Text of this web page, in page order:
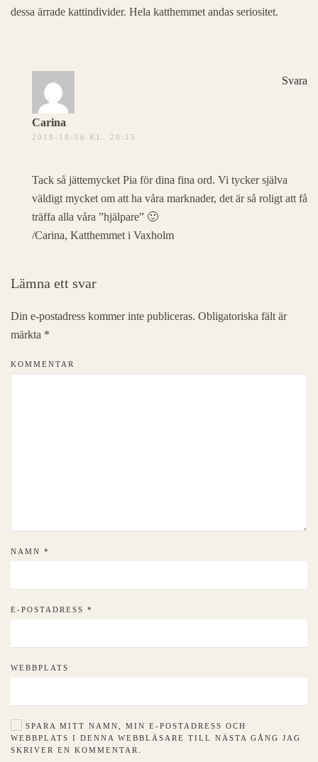
dessa ärrade kattindivider. Hela katthemmet andas seriositet.
Carina
2019-10-06 KL. 20:15
Svara
Tack så jättemycket Pia för dina fina ord. Vi tycker själva
väldigt mycket om att ha våra marknader, det är så roligt att få
träffa alla våra ”hjälpare” 🙂
/Carina, Katthemmet i Vaxholm
Lämna ett svar
Din e-postadress kommer inte publiceras. Obligatoriska fält är
märkta *
KOMMENTAR
NAMN *
E-POSTADRESS *
WEBBPLATS
SPARA MITT NAMN, MIN E-POSTADRESS OCH
WEBBPLATS I DENNA WEBBLÄSARE TILL NÄSTA GÅNG JAG
SKRIVER EN KOMMENTAR.